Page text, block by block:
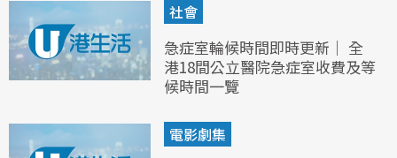
社會
急症室輪候時間即時更新｜ 全
港18間公立醫院急症室收費及等
候時間一覽
電影劇集